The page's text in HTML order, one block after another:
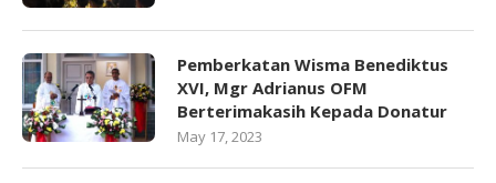
Pemberkatan Wisma Benediktus
XVI, Mgr Adrianus OFM
Berterimakasih Kepada Donatur
May 17, 2023